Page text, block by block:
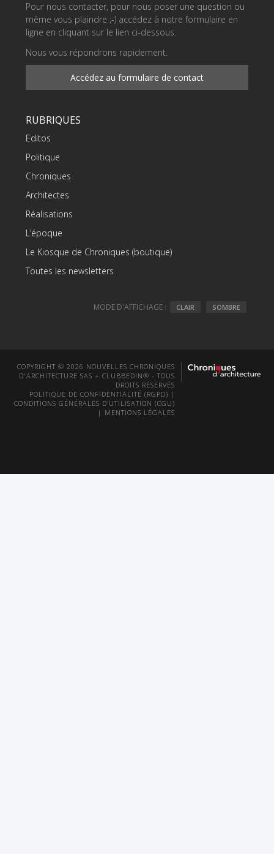
Pour nous contacter, pour nous poser une question ou
même vous plaindre ;-) accédez à notre formulaire en
ligne en cliquant sur le lien ci-dessous.
Nous vous répondrons rapidement.
Accédez au formulaire de contact
RUBRIQUES
Editos
Politique
Chroniques
Architectes
Réalisations
L’époque
Le Kiosque de Chroniques (boutique)
Toutes les newsletters
MODE D'AFFICHAGE : CLAIR SOMBRE
COPYRIGHT © 2026 NOUVELLES CHRONIQUES
D'ARCHITECTURE SAS + CLUBBEDIN® - TOUS
DROITS RÉSERVÉS
POLITIQUE DE CONFIDENTIALITÉ (RGPD) |
CONDITIONS GÉNÉRALES D’UTILISATION (CGU)
| MENTIONS LÉGALES